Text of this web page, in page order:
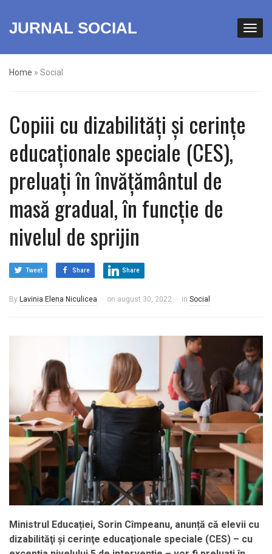
JURNAL SOCIAL
Home » Social
Copiii cu dizabilităţi şi cerinţe
educaţionale speciale (CES),
preluaţi în învăţământul de
masă gradual, în funcție de
nivelul de sprijin
Tweet Share Share
By Lavinia Elena Niculicea on august 30, 2022 in Social
Ministrul Educației, Sorin Cîmpeanu, anunță că elevii cu
dizabilităţi şi cerinţe educaţionale speciale (CES) – cu